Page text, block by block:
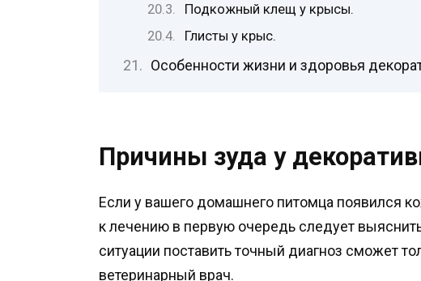
Подкожный клещ у крысы.
Глисты у крыс.
Особенности жизни и здоровья
Причины зуда у
Если у вашего домашнего питомца появился
к лечению в первую очередь следует
ситуации поставить точный диагноз сможет
ветеринарный врач.